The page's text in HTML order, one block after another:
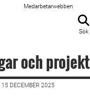
Medarbetarwebben
Sök
och projekt
DECEMBER 2025